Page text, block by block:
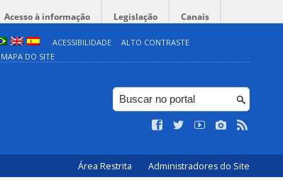
Acesso à informação Legislação Canais
ACESSIBILIDADE
ALTO CONTRASTE
MAPA DO SITE
Área Restrita Administradores do Site